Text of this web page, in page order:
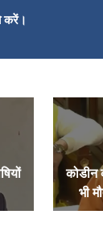
करें।
कोडीन
भी